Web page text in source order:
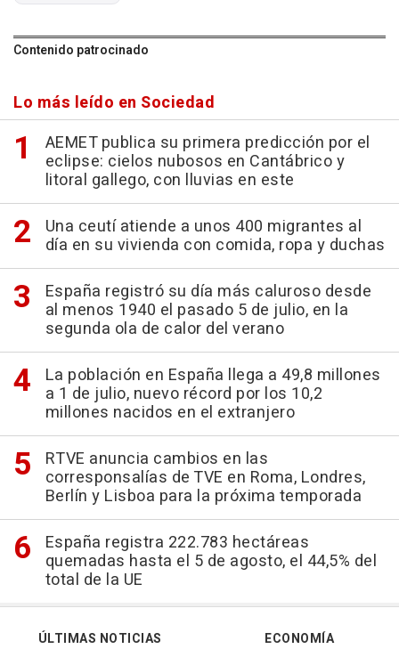
Contenido patrocinado
Lo más leído en Sociedad
AEMET publica su primera predicción por el
eclipse: cielos nubosos en Cantábrico y
litoral gallego, con lluvias en este
Una ceutí atiende a unos 400 migrantes al
día en su vivienda con comida, ropa y duchas
España registró su día más caluroso desde
al menos 1940 el pasado 5 de julio, en la
segunda ola de calor del verano
La población en España llega a 49,8 millones
a 1 de julio, nuevo récord por los 10,2
millones nacidos en el extranjero
RTVE anuncia cambios en las
corresponsalías de TVE en Roma, Londres,
Berlín y Lisboa para la próxima temporada
España registra 222.783 hectáreas
quemadas hasta el 5 de agosto, el 44,5% del
total de la UE
ÚLTIMAS NOTICIAS
ECONOMÍA